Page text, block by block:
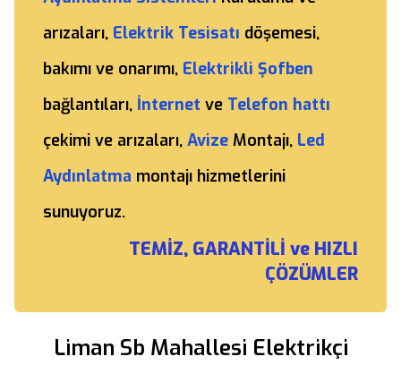
arızaları, Elektrik Tesisatı döşemesi,
bakımı ve onarımı, Elektrikli Şofben
bağlantıları, İnternet ve Telefon hattı
çekimi ve arızaları, Avize Montajı, Led
Aydınlatma montajı hizmetlerini
sunuyoruz.
TEMİZ, GARANTİLİ ve HIZLI
ÇÖZÜMLER
Liman Sb Mahallesi Elektrikçi